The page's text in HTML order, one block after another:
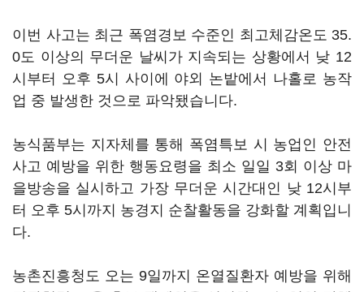
이번 사고는 최근 폭염경보 수준인 최고체감온도 35.
0도 이상의 무더운 날씨가 지속되는 상황에서 낮 12
시부터 오후 5시 사이에 야외 논밭에서 나홀로 농작
업 중 발생한 것으로 파악됐습니다.
농식품부는 지자체를 통해 폭염특보 시 농업인 안전
사고 예방을 위한 행동요령을 최소 일일 3회 이상 마
을방송을 실시하고 가장 무더운 시간대인 낮 12시부
터 오후 5시까지 농경지 순찰활동을 강화할 계획입니
다.
농촌진흥청도 오는 9일까지 온열질환자 예방을 위해